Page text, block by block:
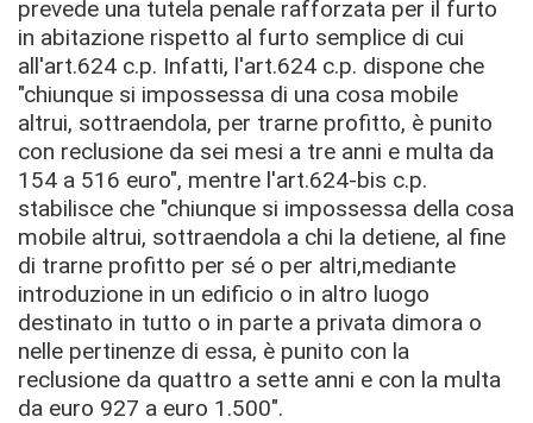
prevede una tutela penale rafforzata per il furto
in abitazione rispetto al furto semplice di cui
all'art.624 c.p. Infatti, l'art.624 c.p. dispone che
"chiunque si impossessa di una cosa mobile
altrui, sottraendola, per trarne profitto, è punito
con reclusione da sei mesi a tre anni e multa da
154 a 516 euro", mentre l'art.624-bis c.p.
stabilisce che "chiunque si impossessa della cosa
mobile altrui, sottraendola a chi la detiene, al fine
di trarne profitto per sé o per altri,mediante
introduzione in un edificio o in altro luogo
destinato in tutto o in parte a privata dimora o
nelle pertinenze di essa, è punito con la
reclusione da quattro a sette anni e con la multa
da euro 927 a euro 1.500".